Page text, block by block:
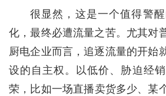
很显然，这是一个值得警
化，最终必遭流量之苦。尤其对
厨电企业而言，追逐流量的开始
设的自主权。以低价、胁迫经
荣，比如一场直播卖货多少、某